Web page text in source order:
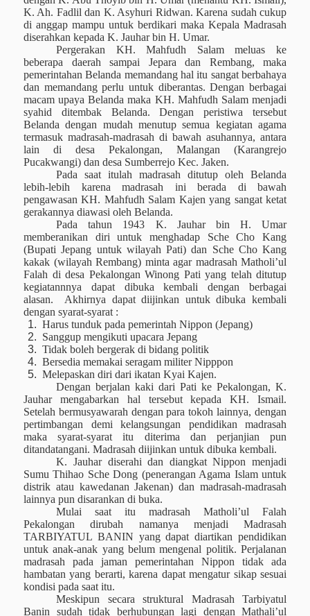
K. Ah. Fadlil dan K. Asyhuri Ridwan. Karena sudah cukup
di anggap mampu untuk berdikari maka Kepala Madrasah
diserahkan kepada K. Jauhar bin H. Umar.
Pergerakan KH. Mahfudh Salam meluas ke
beberapa daerah sampai Jepara dan Rembang, maka
pemerintahan Belanda memandang hal itu sangat berbahaya
dan memandang perlu untuk diberantas. Dengan berbagai
macam upaya Belanda maka KH. Mahfudh Salam menjadi
syahid ditembak Belanda. Dengan peristiwa tersebut
Belanda dengan mudah menutup semua kegiatan agama
termasuk madrasah-madrasah di bawah asuhannya, antara
lain di desa Pekalongan, Malangan (Karangrejo
Pucakwangi) dan desa Sumberrejo Kec. Jaken.
Pada saat itulah madrasah ditutup oleh Belanda
lebih-lebih karena madrasah ini berada di bawah
pengawasan KH. Mahfudh Salam Kajen yang sangat ketat
gerakannya diawasi oleh Belanda.
Pada tahun 1943 K. Jauhar bin H. Umar
memberanikan diri untuk menghadap Sche Cho Kang
(Bupati Jepang untuk wilayah Pati) dan Sche Cho Kang
kakak (wilayah Rembang) minta agar madrasah Matholi’ul
Falah di desa Pekalongan Winong Pati yang telah ditutup
kegiatannnya dapat dibuka kembali dengan berbagai
alasan.
Akhirnya dapat diijinkan untuk dibuka kembali
dengan syarat-syarat :
1. Harus tunduk pada pemerintah Nippon (Jepang)
2. Sanggup mengikuti upacara Jepang
3. Tidak boleh bergerak di bidang politik
4. Bersedia memakai seragam militer Nipppon
5. Melepaskan diri dari ikatan Kyai Kajen.
Denganberjalan kaki dari Pati ke Pekalongan, K.
Jauhar mengabarkan hal tersebut kepada KH. Ismail.
Setelah bermusyawarah dengan para tokoh lainnya, dengan
pertimbangan demi kelangsungan pendidikan madrasah
maka syarat-syarat itu diterima dan perjanjian pun
ditandatangani. Madrasah diijinkan untuk dibuka kembali.
K. Jauhar diserahi dan diangkat Nippon menjadi
Sumu Thihao Sche Dong (penerangan Agama Islam untuk
distrik atau kawedanan Jakenan) dan madrasah-madrasah
lainnya pun disarankan di buka.
Mulai saat itu madrasah Matholi’ul Falah
Pekalongan dirubah namanya menjadi Madrasah
TARBIYATUL BANIN yang dapat diartikan pendidikan
untuk anak-anak yang belum mengenal politik. Perjalanan
madrasah pada jaman pemerintahan Nippon tidak ada
hambatan yang berarti, karena dapat mengatur sikap sesuai
kondisi pada saat itu.
Meskipun secara struktural Madrasah Tarbiyatul
Banin sudah tidak berhubungan lagi dengan Mathali’ul